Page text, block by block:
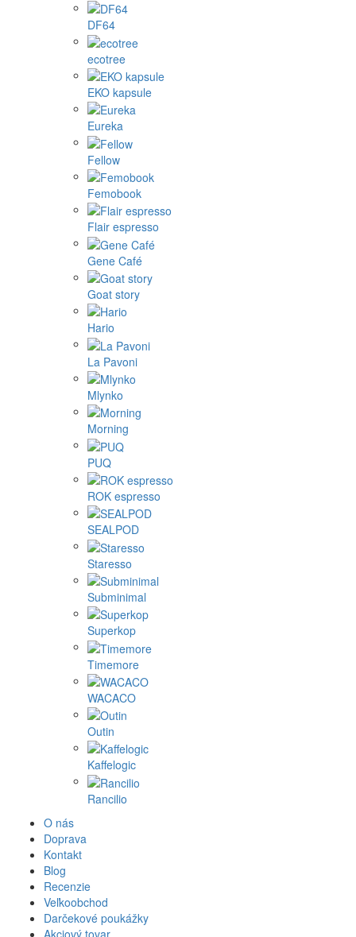
DF64
ecotree
EKO kapsule
Eureka
Fellow
Femobook
Flair espresso
Gene Café
Goat story
Hario
La Pavoni
Mlynko
Morning
PUQ
ROK espresso
SEALPOD
Staresso
Subminimal
Superkop
Timemore
WACACO
Outin
Kaffelogic
Rancilio
O nás
Doprava
Kontakt
Blog
Recenzie
Veľkoobchod
Darčekové poukážky
Akciový tovar